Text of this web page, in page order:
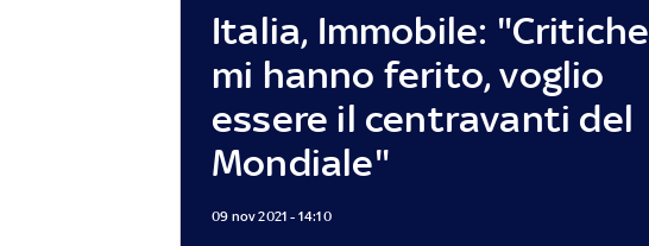
Italia, Immobile: "Critiche
mi hanno ferito, voglio
essere il centravanti del
Mondiale"
09 nov 2021 - 14:10